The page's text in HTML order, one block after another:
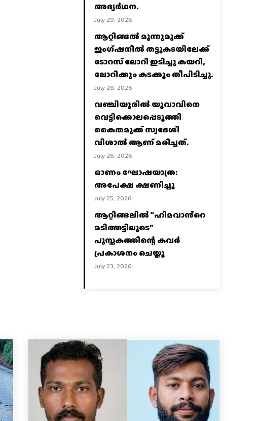
അഭ്യര്‍ഥന.
July 29, 2026
ആറ്റിങ്ങൽ മൂന്നുമുക്ക്
ജംഗ്ഷനിൽ തട്ടുകടയിലേക്ക്
ടോറസ് ലോറി ഇടിച്ചു കയറി,
ലോറിക്കും കടക്കും തീപിടിച്ചു.
July 28, 2026
വഞ്ചിയൂരില്‍ യുവാവിനെ
വെട്ടിക്കൊലപ്പെടുത്തി
കൈതമുക്ക് സ്വദേശി
വിശാല്‍ ആണ് മരിച്ചത്.
July 26, 2026
ഓണം ഘോഷയാത്ര:
അപേക്ഷ ക്ഷണിച്ചു
July 25, 2026
ആറ്റിങ്ങലിൽ “ഹിമവാൻ്റെ
മടിത്തട്ടിലൂടെ”
പുസ്തകത്തിന്റെ കവർ
പ്രകാശനം ചെയ്തു
July 23, 2026